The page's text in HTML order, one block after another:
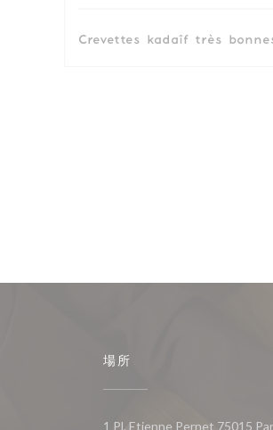
Crevettes kadaîf très
場所
1 Pl. Etienne Pernet 75015